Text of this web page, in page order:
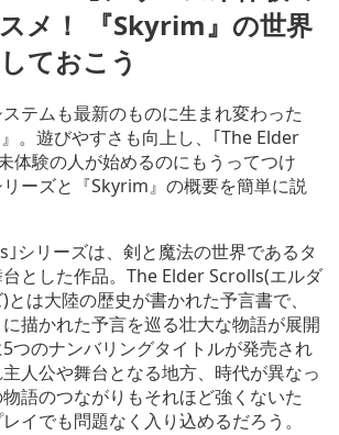
メ！ 『Skyrim』の世界
ておこう
テムも最新のものに生まれ変わった
。遊びやすさも向上し、｢The Elder
体験の人が始めるのにもうってつけ
ーズと『Skyrim』の概要を簡単に説
シリーズは、剣と魔法の世界であるタ
とした作品。The Elder Scrolls(エルダ
は大陸の歴史が書かれた予言書で、
描かれた予言を巡る壮大な物語が展開
つのナンバリングタイトルが発売され
人公や舞台となる地方、時代が異なっ
語のつながりもそれほど強くないた
イでも問題なく入り込めるだろう。